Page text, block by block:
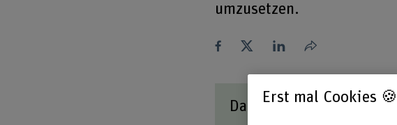
umzusetzen.
Teilen
Das Wichtigste in Kürze
Erst mal Cookies 🍪